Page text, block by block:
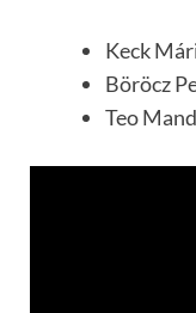
Keck
Böröcz
Teo